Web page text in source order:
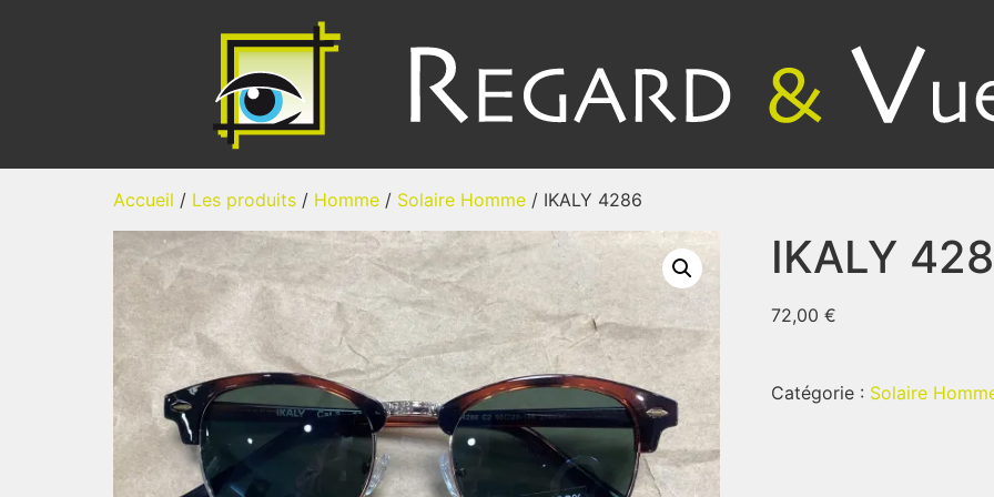
Accueil / Les produits / Homme / Solaire Homme / IKALY 4286
IKALY
72,00 €
Catégorie : Solaire